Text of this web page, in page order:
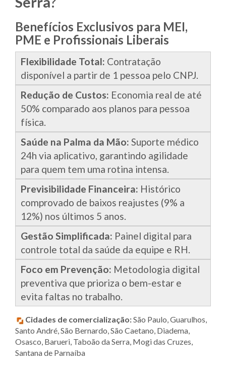
Benefícios Exclusivos para MEI,
PME e Profissionais Liberais
Flexibilidade Total: Contratação
disponível a partir de 1 pessoa pelo CNPJ.
Redução de Custos: Economia real de até
50% comparado aos planos para pessoa
física.
Saúde na Palma da Mão: Suporte médico
24h via aplicativo, garantindo agilidade
para quem tem uma rotina intensa.
Previsibilidade Financeira: Histórico
comprovado de baixos reajustes (9% a
12%) nos últimos 5 anos.
Gestão Simplificada: Painel digital para
controle total da saúde da equipe e RH.
Foco em Prevenção: Metodologia digital
preventiva que prioriza o bem-estar e
evita faltas no trabalho.
Cidades de comercialização:São Paulo, Guarulhos,
Santo André, São Bernardo, São Caetano, Diadema,
Osasco, Barueri, Taboão da Serra, Mogi das Cruzes,
Santana de Parnaíba